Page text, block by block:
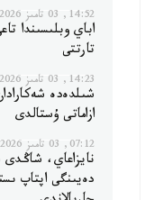
14:52, 03 تامىز 2026
اباي وبلىسىندا
تارتتى
14:23, 03 تامىز 2026
ازاماتى ۇستالدى
07:12, 03 تامىز 2026